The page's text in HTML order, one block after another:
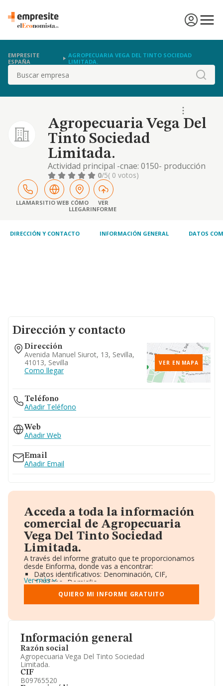
EMPRESITE
ESPAÑA
AGROPECUARIA VEGA DEL TINTO SOCIEDAD
LIMITADA.
Buscar
Agropecuaria Vega Del
Tinto Sociedad
Limitada.
Actividad principal -cnae: 0150- producción
agrícola combinada con la producción
ganadera
0/5( 0 votos)
LLAMARSITIO WEB CÓMO
LLEGAR
VER
INFORME
DIRECCIÓN Y CONTACTO INFORMACIÓN GENERAL DATOS
Información general
Razón social
Agropecuaria Vega Del Tinto Sociedad
Limitada.
CIF
B09765520
Dirección y contacto
Dirección
Avenida Manuel Siurot, 13, Sevilla,
41013, Sevilla
Como llegar
VER EN MAPA
Teléfono
Añadir Teléfono
Web
Añadir Web
Email
Añadir Email
Acceda a toda la información
comercial de Agropecuaria
Vega Del Tinto Sociedad
Limitada.
A través del informe gratuito que te proporcionamos
desde Einforma, donde vas a encontrar:
Datos identificativos: Denominación, CIF,
Teléfono, Domicilio.
Informe Mercantil Completo (BORME).
Gráficos de Evolución Ventas y Empleados.
Consejo de Administración y Administradores.
Accionistas.
Artículos de prensa publicados sobre la empresa.
Información oficial y registral complementaria.
Ver más
QUIERO MI INFORME GRATUITO